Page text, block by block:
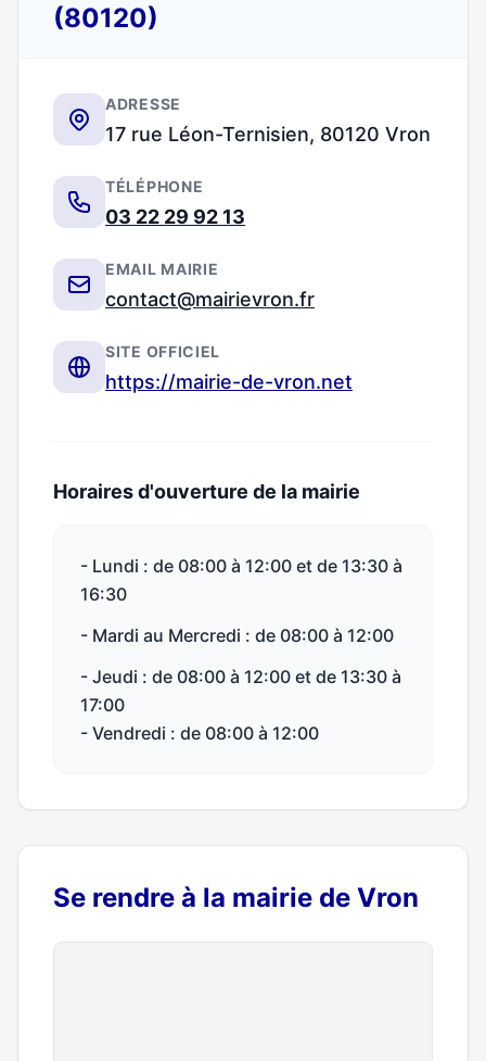
(80120)
ADRESSE
17 rue Léon-Ternisien, 80120 Vron
TÉLÉPHONE
03 22 29 92 13
EMAIL MAIRIE
contact@mairievron.fr
SITE OFFICIEL
https://mairie-de-vron.net
Horaires d'ouverture de la mairie
- Lundi : de 08:00 à 12:00 et de 13:30 à
16:30
- Mardi au Mercredi : de 08:00 à 12:00
- Jeudi : de 08:00 à 12:00 et de 13:30 à
17:00
- Vendredi : de 08:00 à 12:00
Se rendre à la mairie de Vron